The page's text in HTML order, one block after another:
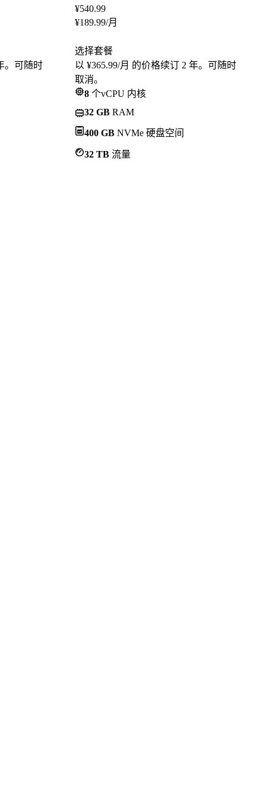
。可随时
¥540.99
¥189.99/月
选择套餐
以 ¥365.99/月 的价格续订 2 年。可随时
取消。
8 个vCPU 内核
32 GB RAM
400 GB NVMe 硬盘空间
32 TB 流量